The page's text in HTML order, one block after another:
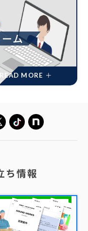
ム
ち情報